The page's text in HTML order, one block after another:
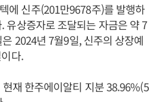
에 신주(201만9678주)를 발행하
유상증자로 조달되는 자금은 약 7
2024년 7월9일, 신주의 상장예
다.
재 한주에이알티 지분 38.96%(5